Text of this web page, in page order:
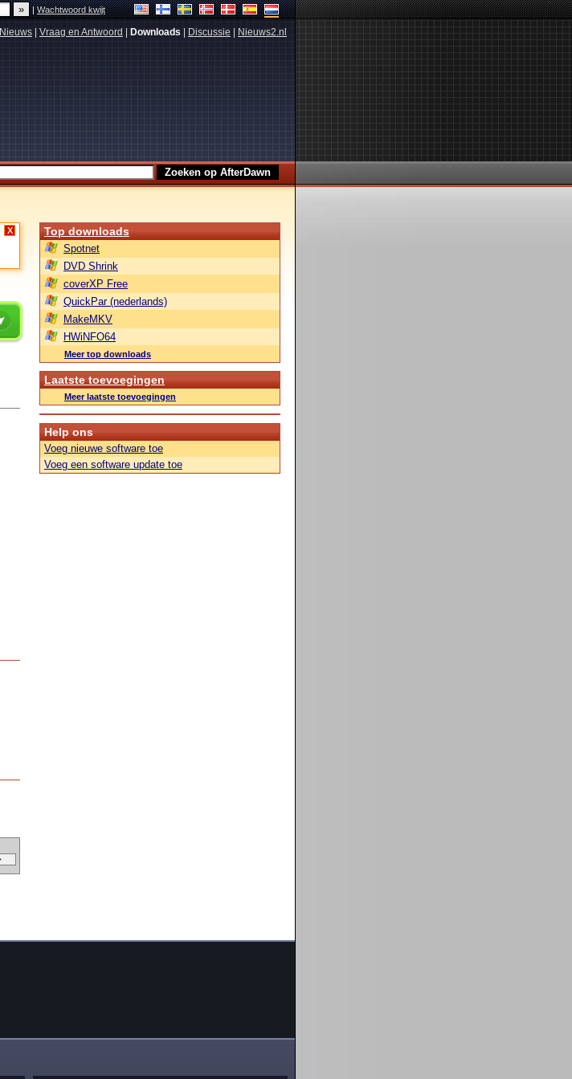
|Wachtwoord kwijt
Nieuws Vraag en Antwoord Downloads Discussie Nieuws2.nl
X Top downloads
Spotnet
DVD Shrink
coverXP Free
QuickPar (nederlands)
MakeMKV
HWiNFO64
Meer top downloads
Laatste toevoegingen
Meer laatste toevoegingen
Help ons
Voeg nieuwe software toe
Voeg een software update toe